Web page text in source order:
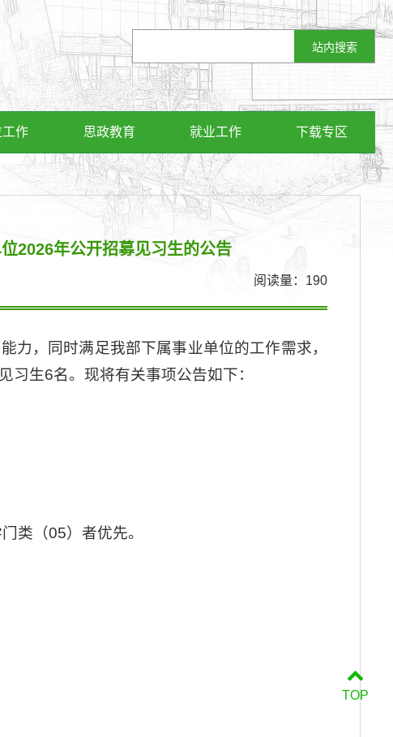
工作 思政教育 就业工作 下载专区
2026年公开招募见习生的公告
阅读量： 190
力，同时满足我部下属事业单位的工作需求，
习生6名。现将有关事项公告如下：
类（05）者优先。
TOP